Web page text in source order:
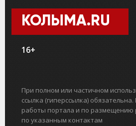
КОЛЫМА.RU
16+
При полном или частичном
ссылка (гиперссылка)
работы портала и по
по указанным контактам